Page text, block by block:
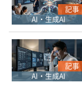
記事
AI・生成AI
記事
AI・生成AI